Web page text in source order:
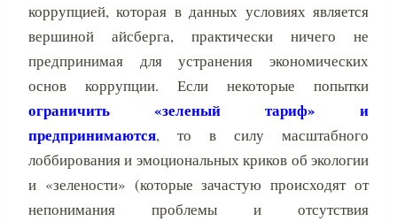
коррупцией, которая в данных условиях является
вершиной айсберга, практически ничего не
предпринимая для устранения экономических
основ коррупции. Если некоторые попытки
ограничить «зеленый тариф» и
предпринимаются, то в силу масштабного
лоббирования и эмоциональных криков об экологии
и «зелености» (которые зачастую происходят от
непонимания проблемы и отсутствия